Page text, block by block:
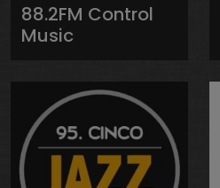
88.2FM Control
Music